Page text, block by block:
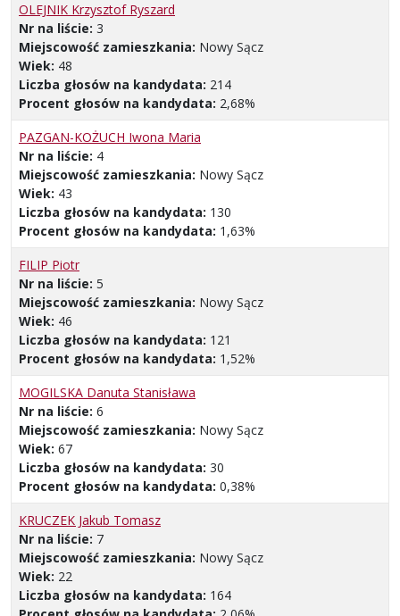
OLEJNIK Krzysztof Ryszard
Nr na liście: 3
Miejscowość zamieszkania: Nowy Sącz
Wiek: 48
Liczba głosów na kandydata: 214
Procent głosów na kandydata: 2,68%
PAZGAN-KOŻUCH Iwona Maria
Nr na liście: 4
Miejscowość zamieszkania: Nowy Sącz
Wiek: 43
Liczba głosów na kandydata: 130
Procent głosów na kandydata: 1,63%
FILIP Piotr
Nr na liście: 5
Miejscowość zamieszkania: Nowy Sącz
Wiek: 46
Liczba głosów na kandydata: 121
Procent głosów na kandydata: 1,52%
MOGILSKA Danuta Stanisława
Nr na liście: 6
Miejscowość zamieszkania: Nowy Sącz
Wiek: 67
Liczba głosów na kandydata: 30
Procent głosów na kandydata: 0,38%
KRUCZEK Jakub Tomasz
Nr na liście: 7
Miejscowość zamieszkania: Nowy Sącz
Wiek: 22
Liczba głosów na kandydata: 164